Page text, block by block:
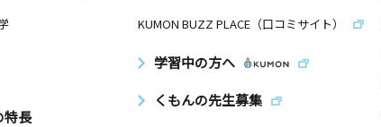
特長
KUMON BUZZ PLACE（口コミサイト）
学習中の方へ
くもんの先生募集